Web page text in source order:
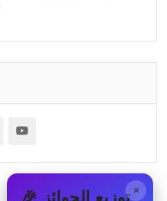
× 🎉 توزيع الجوائز